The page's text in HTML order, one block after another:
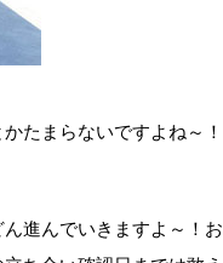
たまらないですよね～！
進んでいきますよ～！お